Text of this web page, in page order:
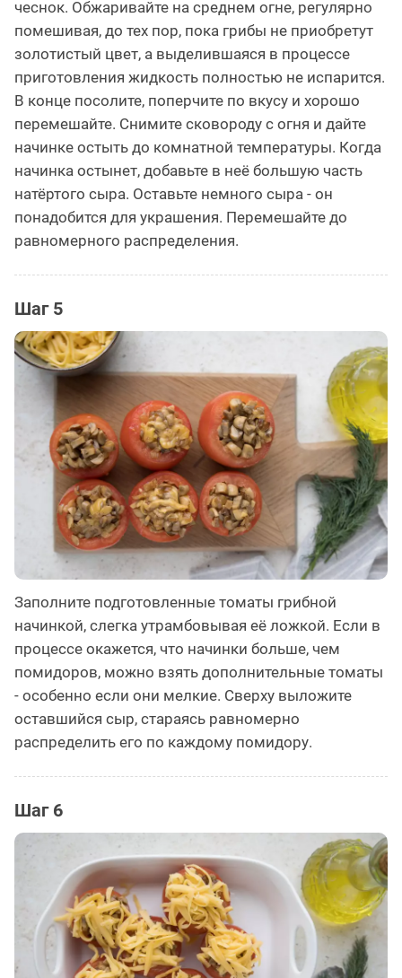
чеснок. Обжаривайте на среднем огне, регулярно
помешивая, до тех пор, пока грибы не приобретут
золотистый цвет, а выделившаяся в процессе
приготовления жидкость полностью не испарится.
В конце посолите, поперчите по вкусу и хорошо
перемешайте. Снимите сковороду с огня и дайте
начинке остыть до комнатной температуры. Когда
начинка остынет, добавьте в неё большую часть
натёртого сыра. Оставьте немного сыра - он
понадобится для украшения. Перемешайте до
равномерного распределения.
Шаг 5
Заполните подготовленные томаты грибной
начинкой, слегка утрамбовывая её ложкой. Если в
процессе окажется, что начинки больше, чем
помидоров, можно взять дополнительные томаты
- особенно если они мелкие. Сверху выложите
оставшийся сыр, стараясь равномерно
распределить его по каждому помидору.
Шаг 6